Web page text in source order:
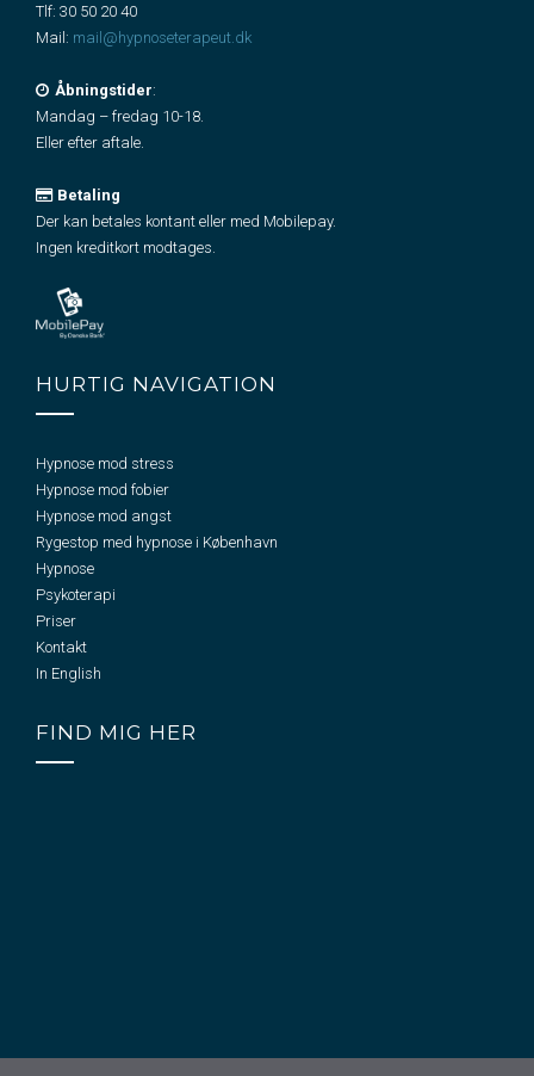
Tlf: 30 50 20 40
Mail: mail@hypnoseterapeut.dk
Åbningstider:
Mandag – fredag 10-18.
Eller efter aftale.
Betaling
Der kan betales kontant eller med Mobilepay.
Ingen kreditkort modtages.
HURTIG NAVIGATION
Hypnose mod stress
Hypnose mod fobier
Hypnose mod angst
Rygestop med hypnose i København
Hypnose
Psykoterapi
Priser
Kontakt
In English
FIND MIG HER